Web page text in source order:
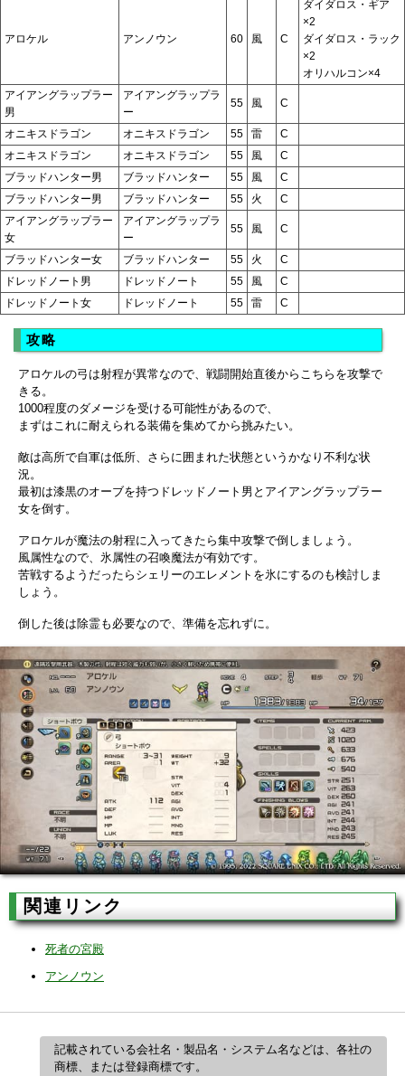
アロケル アンノウン 60 風 C
ダイダロス・ギア
×2
ダイダロス・ラック
×2
オリハルコン×4
アイアングラップラー
男
アイアングラップラ
ー
55 風 C
オニキスドラゴン オニキスドラゴン 55 雷
C
オニキスドラゴン
オニキスドラゴン 55 風
C
ブラッドハンター男
ブラッドハンター 55 風
C
ブラッドハンター男
ブラッドハンター 55 火
C
アイアングラップラー
女
アイアングラップラ
ー
55 風 C
ブラッドハンター女 ブラッドハンター 55 火
C
ドレッドノート男
ドレッドノート 55 風
C
ドレッドノート女
ドレッドノート 55 雷 C
攻略
アロケルの弓は射程が異常なので、戦闘開始直後からこちらを攻撃で
きる。
1000程度のダメージを受ける可能性があるので、
まずはこれに耐えられる装備を集めてから挑みたい。
敵は高所で自軍は低所、さらに囲まれた状態というかなり不利な状
況。
最初は漆黒のオーブを持つドレッドノート男とアイアングラップラー
女を倒す。
アロケルが魔法の射程に入ってきたら集中攻撃で倒しましょう。
風属性なので、氷属性の召喚魔法が有効です。
苦戦するようだったらシェリーのエレメントを氷にするのも検討しま
しょう。
倒した後は除霊も必要なので、準備を忘れずに。
関連リンク
死者の宮殿
アンノウン
記載されている会社名・製品名・システム名などは、各社の
商標、または登録商標です。